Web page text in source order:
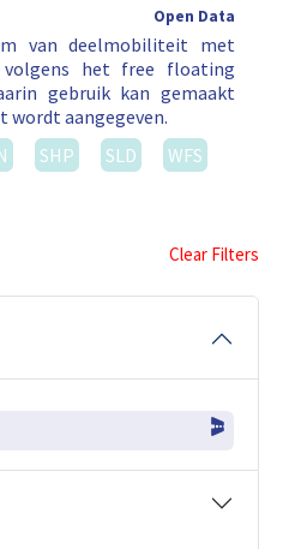
Open Data
van deelmobiliteit met
volgens het free floating
gebruik kan gemaakt
wordt aangegeven.
SHP SLD
WFS
Clear Filters